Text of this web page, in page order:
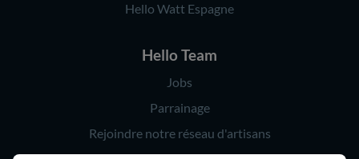
Hello Watt Espagne
Hello Team
Jobs
Parrainage
Rejoindre notre réseau d'artisans